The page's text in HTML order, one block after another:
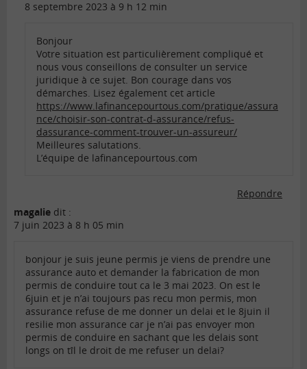
8 septembre 2023 à 9 h 12 min
Bonjour
Votre situation est particulièrement compliqué et
nous vous conseillons de consulter un service
juridique à ce sujet. Bon courage dans vos
démarches. Lisez également cet article
https://www.lafinancepourtous.com/pratique/assura
nce/choisir-son-contrat-d-assurance/refus-
dassurance-comment-trouver-un-assureur/
Meilleures salutations.
L’équipe de lafinancepourtous.com
Répondre
magalie dit :
7 juin 2023 à 8 h 05 min
bonjour je suis jeune permis je viens de prendre une
assurance auto et demander la fabrication de mon
permis de conduire tout ca le 3 mai 2023. On est le
6juin et je n’ai toujours pas recu mon permis, mon
assurance refuse de me donner un delai et le 8juin il
resilie mon assurance car je n’ai pas envoyer mon
permis de conduire en sachant que les delais sont
longs on tîl le droit de me refuser un delai?